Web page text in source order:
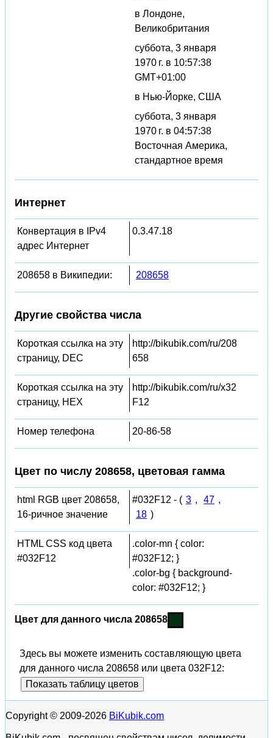
в Лондоне,
Великобритания
суббота, 3 января
1970 г. в 10:57:38
GMT+01:00
в Нью-Йорке, США
суббота, 3 января
1970 г. в 04:57:38
Восточная Америка,
стандартное время
Интернет
Конвертация в IPv4
адрес Интернет
0.3.47.18
208658 в Википедии: 208658
Другие свойства числа
Короткая ссылка на эту
страницу, DEC
http://bikubik.com/ru/208
658
Короткая ссылка на эту
страницу, HEX
http://bikubik.com/ru/x32
F12
Номер телефона 20-86-58
Цвет по числу 208658, цветовая гамма
html RGB цвет 208658,
16-ричное значение
#032F12 - ( 3 , 47 ,
18 )
HTML CSS код цвета
#032F12
.color-mn { color:
#032F12; }
.color-bg { background-
color: #032F12; }
Цвет для данного числа 208658
Здесь вы можете изменить составляющую цвета
для данного числа 208658 или цвета 032F12:
Показать таблицу цветов
Copyright © 2009-2026 BiKubik.com